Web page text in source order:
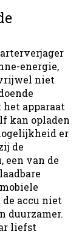
energie,
niet
apparaat
kan opladen
er
de
een van de
accu niet
duurzamer.
liefst